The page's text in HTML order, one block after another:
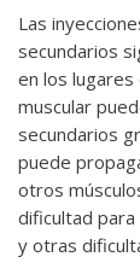
Las
secundarios
en los lugares
muscular
secundarios
puede
otros
dificultad
y otras